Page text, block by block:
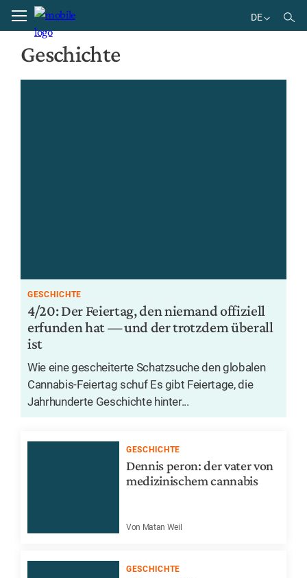
DE
BR
Home Geschichte
Geschichte
GESCHICHTE
4/20: Der Feiertag, den niemand offiziell
erfunden hat — und der trotzdem überall
ist
Wie eine gescheiterte Schatzsuche den globalen
Cannabis-Feiertag schuf Es gibt Feiertage, die
Jahrhunderte Geschichte hinter...
GESCHICHTE
Dennis peron: der vater von
medizinischem cannabis
Von Matan Weil
GESCHICHTE